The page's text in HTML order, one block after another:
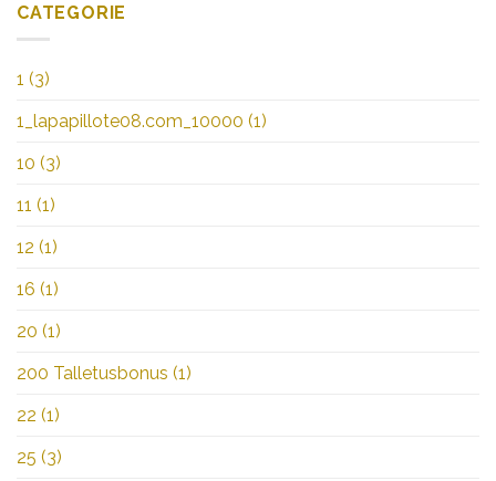
CATEGORIE
1 (3)
1_lapapillote08.com_10000 (1)
10 (3)
11 (1)
12 (1)
16 (1)
20 (1)
200 Talletusbonus (1)
22 (1)
25 (3)